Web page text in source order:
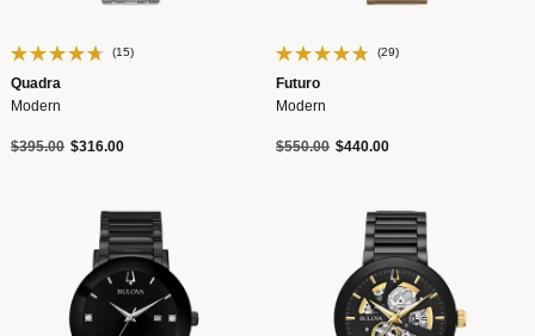
(15)
Quadra
Modern
Precio reducido de
$395.00a$316.00
(29)
Futuro
Modern
Precio reducido de
$550.00a$440.00